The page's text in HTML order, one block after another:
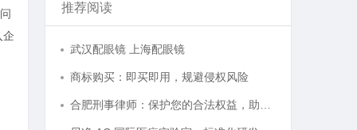
企
推荐阅读
武汉配眼镜 上海配眼镜
商标购买：即买即用，规避侵权风险